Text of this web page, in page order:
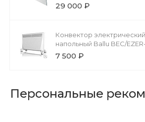
29 000 ₽
Конвектор
напольный Ballu BEC/
7 500 ₽
Персональные